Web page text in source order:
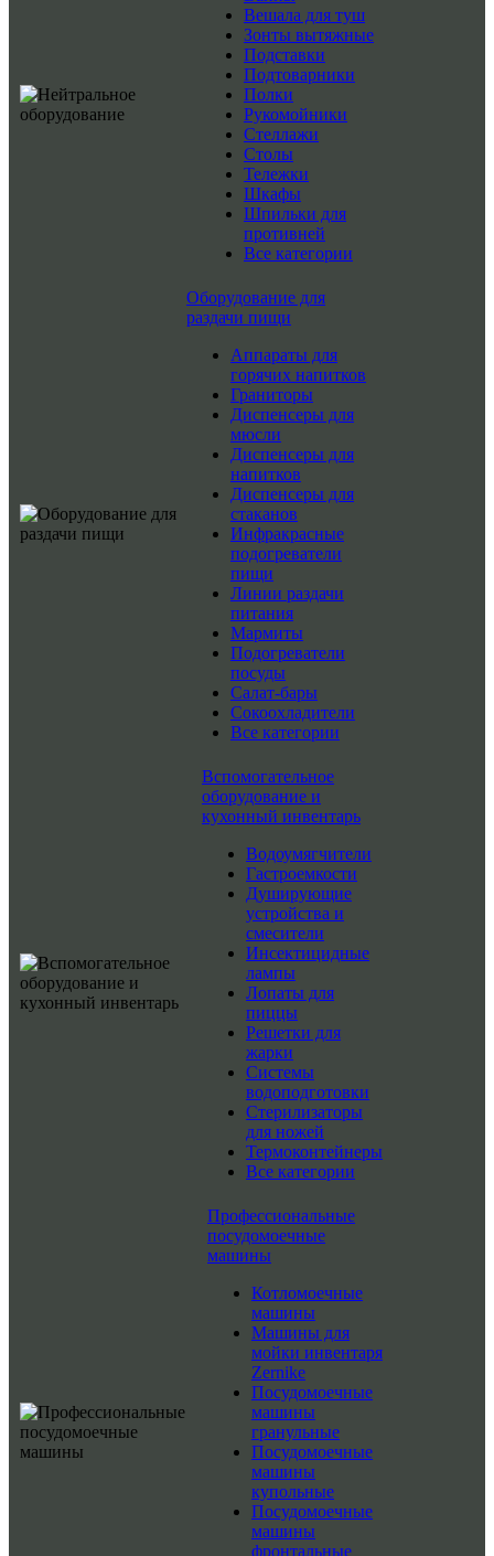
Вешала для туш
Зонты вытяжные
Подставки
Подтоварники
Полки
Рукомойники
Стеллажи
Столы
Тележки
Шкафы
Шпильки для
противней
Все категории
Оборудование для
раздачи пищи
Аппараты для
горячих напитков
Граниторы
Диспенсеры для
мюсли
Диспенсеры для
напитков
Диспенсеры для
стаканов
Инфракрасные
подогреватели
пищи
Линии раздачи
питания
Мармиты
Подогреватели
посуды
Салат-бары
Сокоохладители
Все категории
Вспомогательное
оборудование и
кухонный инвентарь
Водоумягчители
Гастроемкости
Душирующие
устройства и
смесители
Инсектицидные
лампы
Лопаты для
пиццы
Решетки для
жарки
Системы
водоподготовки
Стерилизаторы
для ножей
Термоконтейнеры
Все категории
Профессиональные
посудомоечные
машины
Котломоечные
машины
Машины для
мойки инвентаря
Zernike
Посудомоечные
машины
гранульные
Посудомоечные
машины
купольные
Посудомоечные
машины
фронтальные